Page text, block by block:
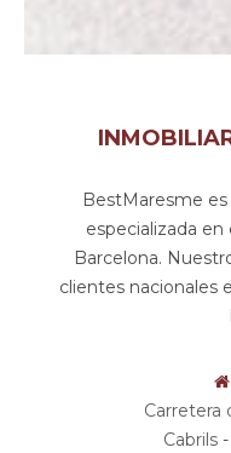
BestMaresme
especializada en
Barcelona.
clientes nacionales
Carretera
Cabrils-